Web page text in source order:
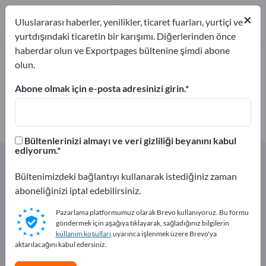
Çiçek tohumları – üreticileri ve
1
Üreticiler
Exportpages
Çiçek tohumları
Exportpages'te ücretsiz reklam
verin!
İhtiyaçlar – Teklifler – İkinci El Ürünler – İş İletişim
×
Uluslararası haberler, yenilikler, ticaret fuarları, yurtiçi ve
yurtdışındaki ticaretin bir karışımı. Diğerlerinden önce
haberdar olun ve Exportpages bültenine şimdi abone
olun.
Abone olmak için e-posta adresinizi girin.
Bültenlerinizi almayı ve veri gizliliği beyanını kabul
ediyorum.
Bültenimizdeki bağlantıyı kullanarak istediğiniz zaman
aboneliğinizi iptal edebilirsiniz.
Pazarlama platformumuz olarak Brevo kullanıyoruz. Bu formu
göndermek için aşağıya tıklayarak, sağladığınız bilgilerin
kullanım koşulları.uyarınca işlenmek üzere Brevo'ya
aktarılacağını kabul edersiniz.